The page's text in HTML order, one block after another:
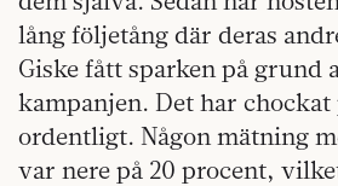
lång följetång där deras
Giske fått sparken på grund
kampanjen. Det har
ordentligt. Någon mätning
var nere på 20 procent,